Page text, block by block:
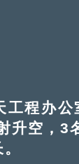
办公
升空，3